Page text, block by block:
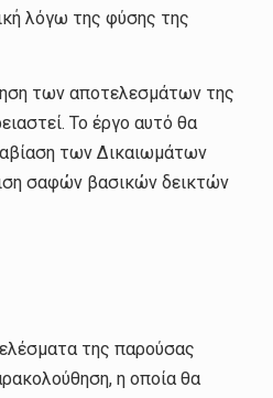
λόγω της φύσης της
των αποτελεσμάτων της
Το έργο αυτό θα
των Δικαιωμάτων
σαφών βασικών δεικτών
της παρούσας
η οποία θα